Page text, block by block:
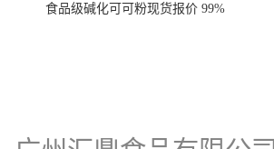
食品级碱化可可粉现货报价 99%